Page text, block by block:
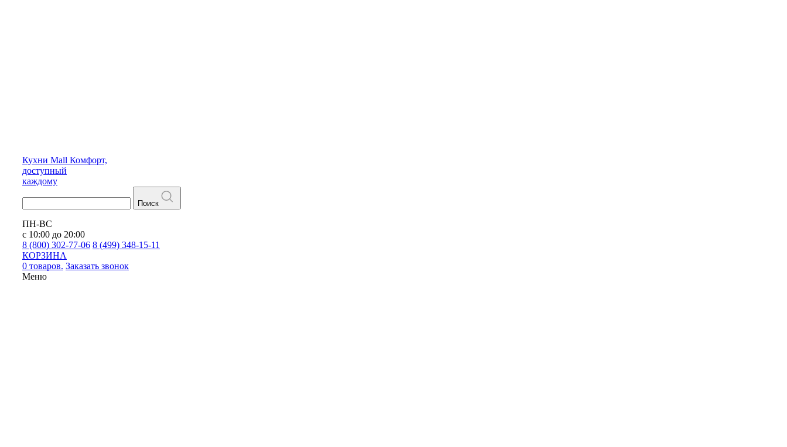
Кухни Mall Комфорт,
доступный
каждому
Поиск
ПН-ВС
с 10:00 до 20:00
8 (800) 302-77-06 8 (499) 348-15-11
КОРЗИНА
0 товаров. Заказать звонок
Меню